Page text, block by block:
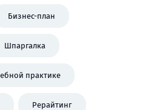
Бизнес-план
Шпаргалка
практике
Рерайтинг